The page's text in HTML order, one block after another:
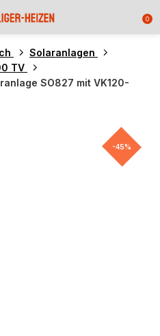
0
Solaranlagen
TV
SO827 mit VK120-
-45%